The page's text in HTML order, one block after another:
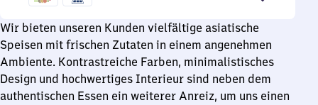
Uhr
30
Wir bieten unseren Kunden vielfältige asiatische
Speisen mit frischen Zutaten in einem angenehmen
Ambiente. Kontrastreiche Farben, minimalistisches
Design und hochwertiges Interieur sind neben dem
authentischen Essen ein weiterer Anreiz, um uns einen